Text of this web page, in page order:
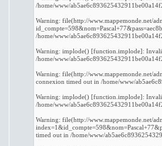
/home/www/
Warning: file(http://www.mappemonde.net/
/home/www/
Warning: implode() [function.implode]:
/home/www/
Warning: file(http://www.mappemonde.net/
connexion timed out in /home/www/
Warning: implode() [function.implode]:
/home/www/
Warning: file(http://www.mappemonde.net/
timed out in /home/www/